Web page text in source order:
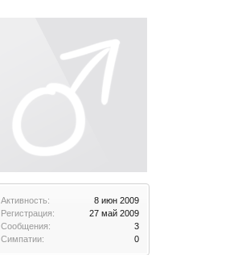
Активность:
8 июн 2009
Регистрация:
27 май 2009
Сообщения:
3
Симпатии:
0